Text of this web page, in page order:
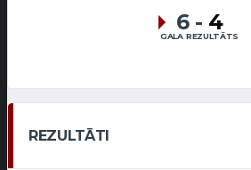
6 - 4
GALA REZULTĀTS
REZULTĀTI